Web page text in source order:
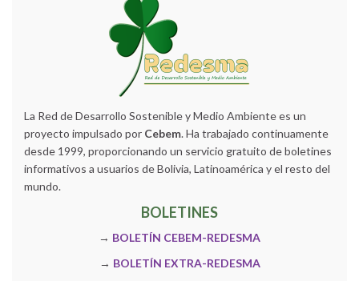
La Red de Desarrollo Sostenible y Medio Ambiente es un
proyecto impulsado por Cebem. Ha trabajado continuamente
desde 1999, proporcionando un servicio gratuito de boletines
informativos a usuarios de Bolivia, Latinoamérica y el resto del
mundo.
BOLETINES
→ BOLETÍN CEBEM-REDESMA
→ BOLETÍN EXTRA-REDESMA